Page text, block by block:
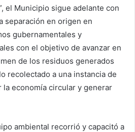
el Municipio sigue adelante con
separación en origen en
gubernamentales y
con el objetivo de avanzar en
de los residuos generados
recolectado a una instancia de
la economía circular y generar
ambiental recorrió y capacitó a